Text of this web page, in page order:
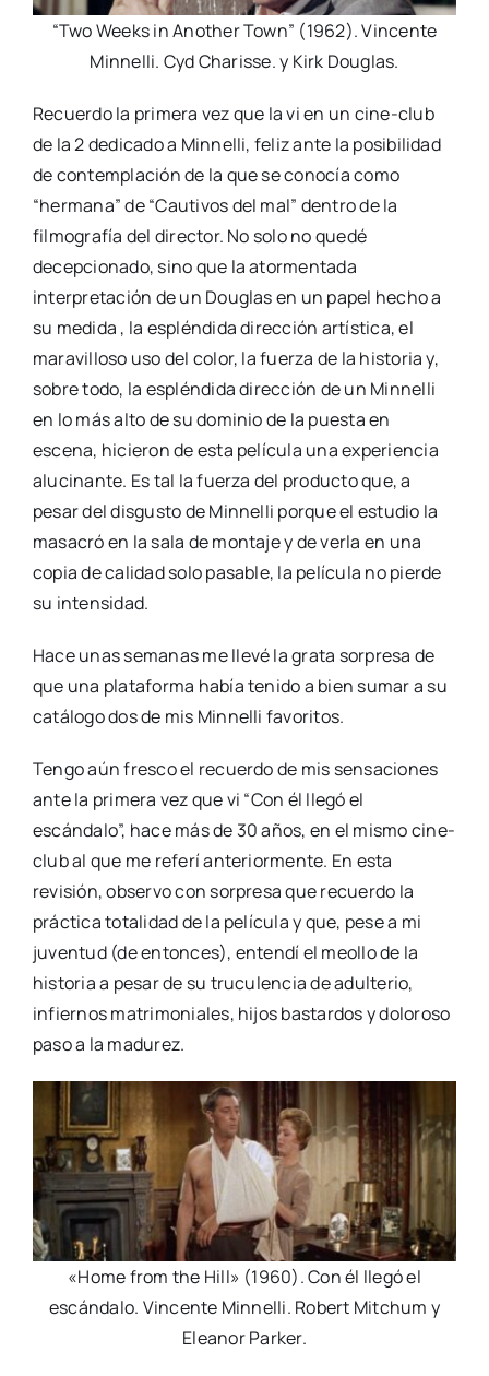
“Two Weeks in Another Town” (1962). Vincente
Minnelli. Cyd Charisse. y Kirk Douglas.
Recuerdo la primera vez que la vi en un cine-club
de la 2 dedicado a Minnelli, feliz ante la posibilidad
de contemplación de la que se conocía como
“hermana” de “Cautivos del mal” dentro de la
filmografía del director. No solo no quedé
decepcionado, sino que la atormentada
interpretación de un Douglas en un papel hecho a
su medida , la espléndida dirección artística, el
maravilloso uso del color, la fuerza de la historia y,
sobre todo, la espléndida dirección de un Minnelli
en lo más alto de su dominio de la puesta en
escena, hicieron de esta película una experiencia
alucinante. Es tal la fuerza del producto que, a
pesar del disgusto de Minnelli porque el estudio la
masacró en la sala de montaje y de verla en una
copia de calidad solo pasable, la película no pierde
su intensidad.
Hace unas semanas me llevé la grata sorpresa de
que una plataforma había tenido a bien sumar a su
catálogo dos de mis Minnelli favoritos.
Tengo aún fresco el recuerdo de mis sensaciones
ante la primera vez que vi “Con él llegó el
escándalo”, hace más de 30 años, en el mismo cine-
club al que me referí anteriormente. En esta
revisión, observo con sorpresa que recuerdo la
práctica totalidad de la película y que, pese a mi
juventud (de entonces), entendí el meollo de la
historia a pesar de su truculencia de adulterio,
infiernos matrimoniales, hijos bastardos y doloroso
paso a la madurez.
«Home from the Hill» (1960). Con él llegó el
escándalo. Vincente Minnelli. Robert Mitchum y
Eleanor Parker.